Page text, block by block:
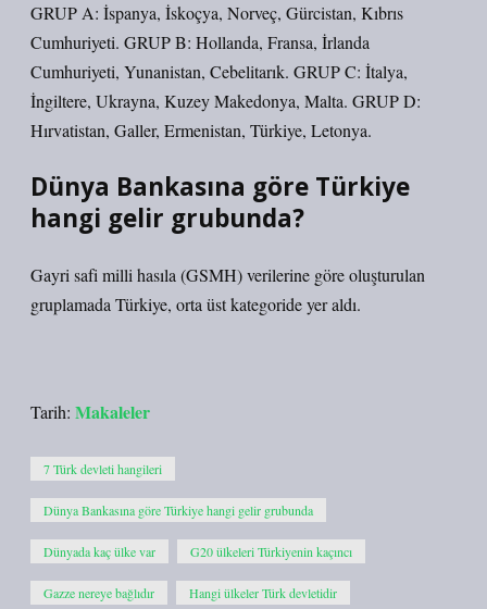
GRUP A: İspanya, İskoçya, Norveç, Gürcistan, Kıbrıs
Cumhuriyeti. GRUP B: Hollanda, Fransa, İrlanda
Cumhuriyeti, Yunanistan, Cebelitarık. GRUP C: İtalya,
İngiltere, Ukrayna, Kuzey Makedonya, Malta. GRUP D:
Hırvatistan, Galler, Ermenistan, Türkiye, Letonya.
Dünya Bankasına göre Türkiye
hangi gelir grubunda?
Gayri safi milli hasıla (GSMH) verilerine göre oluşturulan
gruplamada Türkiye, orta üst kategoride yer aldı.
Tarih: Makaleler
7 Türk devleti hangileri
Dünya Bankasına göre Türkiye hangi gelir grubunda
Dünyada kaç ülke var G20 ülkeleri Türkiyenin kaçıncı
Gazze nereye bağlıdır Hangi ülkeler Türk devletidir